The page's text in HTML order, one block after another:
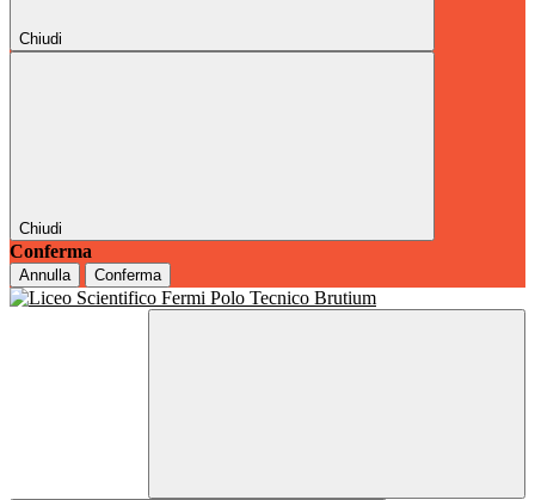
Chiudi
Chiudi
Conferma
Annulla Conferma